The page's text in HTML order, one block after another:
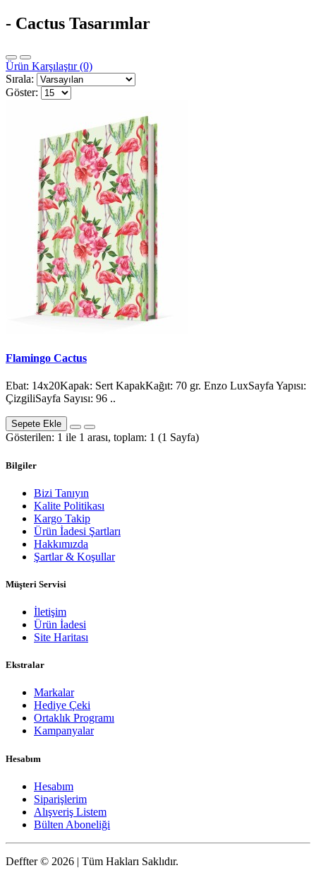
- Cactus Tasarımlar
Ürün Karşılaştır (0)
Sırala:
Göster:
Flamingo Cactus
Ebat: 14x20Kapak: Sert KapakKağıt: 70 gr. Enzo LuxSayfa Yapısı:
ÇizgiliSayfa Sayısı: 96 ..
Sepete Ekle
Gösterilen: 1 ile 1 arası, toplam: 1 (1 Sayfa)
Bilgiler
Bizi Tanıyın
Kalite Politikası
Kargo Takip
Ürün İadesi Şartları
Hakkımızda
Şartlar & Koşullar
Müşteri Servisi
İletişim
Ürün İadesi
Site Haritası
Ekstralar
Markalar
Hediye Çeki
Ortaklık Programı
Kampanyalar
Hesabım
Hesabım
Siparişlerim
Alışveriş Listem
Bülten Aboneliği
Deffter © 2026 | Tüm Hakları Saklıdır.